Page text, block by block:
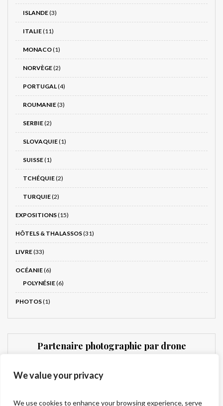
We value your privacy
We use cookies to enhance your browsing experience, serve
ISLANDE(3)
ITALIE(11)
MONACO(1)
NORVÈGE(2)
PORTUGAL(4)
ROUMANIE(3)
SERBIE(2)
SLOVAQUIE(1)
SUISSE(1)
TCHÉQUIE(2)
TURQUIE(2)
EXPOSITIONS(15)
HÔTELS & THALASSOS(31)
LIVRE(33)
OCÉANIE(6)
POLYNÉSIE(6)
PHOTOS(1)
Partenaire photographie par drone
Dronnit